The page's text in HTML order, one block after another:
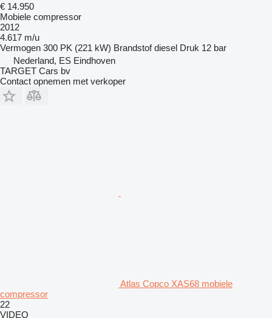
€ 14.950
Mobiele compressor
2012
4.617 m/u
Vermogen 300 PK (221 kW) Brandstof diesel Druk 12 bar
Nederland, ES Eindhoven
TARGET Cars bv
Contact opnemen met verkoper
Atlas Copco XAS68 mobiele
compressor
22
VIDEO